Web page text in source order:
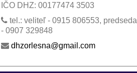
IČO DHZ: 00177474 3503
tel.: veliteľ - 0915 806553, predseda
- 0907 329848
dhzorlesna@gmail.com